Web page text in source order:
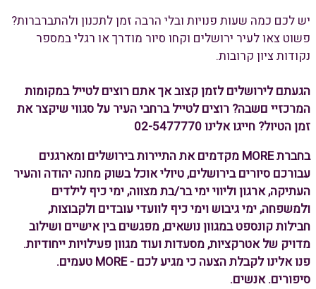
יש לכם כמה שעות פנויות ובלי הרבה זמן לתכנון ולהתברברות?
פשוט צאו לעיר ירושלים וקחו סיור מודרך או רגלי במספר
נקודות ציון קרובות.
הגעתם לירושלים לזמן קצוב אך אתם רוצים לטייל במקומות
המרכזיי םשבה? רוצים לטייל ברחבי העיר על סגווי שיקצר את
זמן הטיול? חייגו אלינו 02-5477770
בחברת MORE מקדמים את התיירות בירושלים ומארגנים
עבורכם סיורים בירושלים, טיולי אוכל בשוק מחנה יהודה והעיר
העתיקה, ארגון וליווי ימי בר/בת מצווה, ימי כיף לילדים
ולמשפחה, ימי גיבוש וימי כיף לוועדי עובדים ולקבוצות,
חבילות קונספט במגוון נושאים, מפגשים בין אישיים ושילוב
מדויק של אטרקציות, מסעדות ועוד מגוון פעילויות ייחודיות.
פנו אלינו לקבלת הצעה כי מגיע לכם - MORE טעמים.
סיפורים. אנשים.